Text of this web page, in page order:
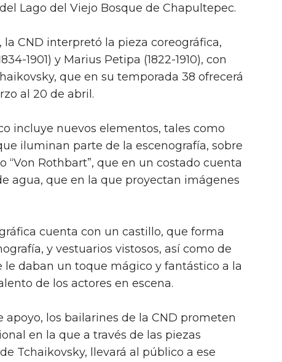
Lago del Viejo Bosque de Chapultepec.
la CND interpretó la pieza coreográfica,
1901) y Marius Petipa (1822-1910), con
que en su temporada 38 ofrecerá
al 20 de abril.
incluye nuevos elementos, tales como
iluminan parte de la escenografía, sobre
“Von Rothbart”, que en un costado cuenta
agua, que en la que proyectan imágenes
cuenta con un castillo, que forma
y vestuarios vistosos, así como de
le daban un toque mágico y fantástico a la
de los actores en escena.
apoyo, los bailarines de la CND prometen
en la que a través de las piezas
Tchaikovsky, llevará al público a ese